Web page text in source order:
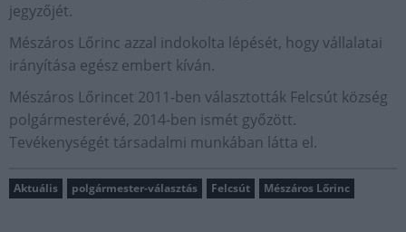
jegyzőjét.
Mészáros Lőrinc azzal indokolta lépését, hogy vállalatai
irányítása egész embert kíván.
Mészáros Lőrincet 2011-ben választották Felcsút község
polgármesterévé, 2014-ben ismét győzött.
Tevékenységét társadalmi munkában látta el.
Aktuális polgármester-választás Felcsút Mészáros Lőrinc